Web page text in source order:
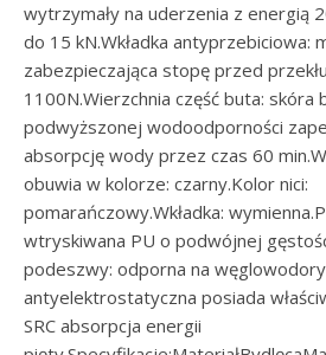
wytrzymały na uderzenia z energią
do 15 kN.Wkładka antyprzebiciowa:
zabezpieczająca stopę przed
1100N.Wierzchnia część buta: skóra
podwyższonej wodoodporności
absorpcję wody przez czas 60
obuwia w kolorze: czarny.Kolor nici:
pomarańczowy.Wkładka:
wtryskiwana PU o podwójnej
podeszwy: odporna na
antyelektrostatyczna posiada
SRC absorpcja energii